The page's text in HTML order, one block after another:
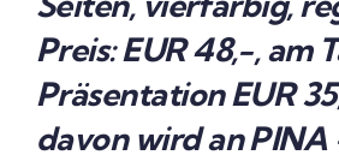
Preis: EUR 48,-, am
Präsentation EUR
davon wird an PINA